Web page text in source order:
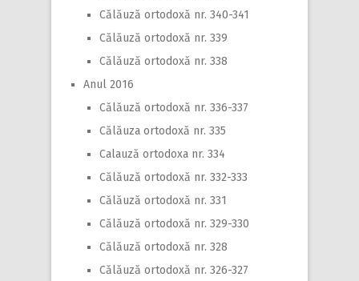
Călăuză ortodoxă nr. 340-341
Călăuză ortodoxă nr. 339
Călăuză ortodoxă nr. 338
Anul 2016
Călăuză ortodoxă nr. 336-337
Călăuza ortodoxă nr. 335
Calauză ortodoxa nr. 334
Călăuză ortodoxă nr. 332-333
Călăuză ortodoxă nr. 331
Călăuză ortodoxă nr. 329-330
Călăuză ortodoxă nr. 328
Călăuză ortodoxă nr. 326-327